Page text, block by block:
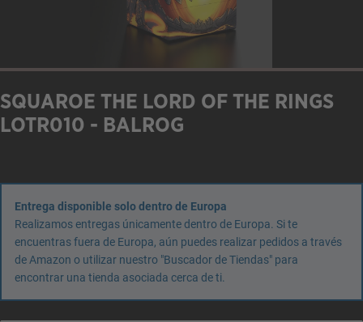
SQUAROE THE LORD OF THE RINGS
LOTR010 - BALROG
Entrega disponible solo dentro de Europa
Realizamos entregas únicamente dentro de Europa. Si te
encuentras fuera de Europa, aún puedes realizar pedidos a través
de Amazon o utilizar nuestro "Buscador de Tiendas" para
encontrar una tienda asociada cerca de ti.